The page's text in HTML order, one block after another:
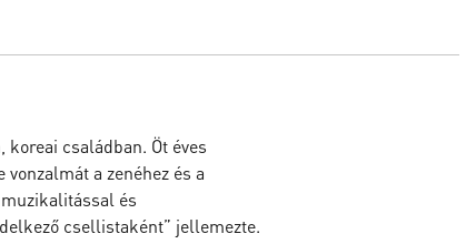
családban. Öt éves
a zenéhez és a
és
csellistaként” jellemezte.